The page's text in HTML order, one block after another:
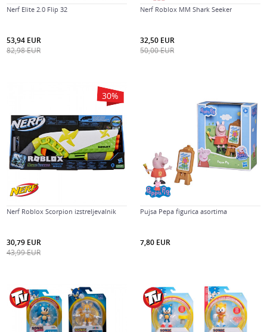
Nerf Elite 2.0 Flip 32
53,94 EUR
82,98EUR
Nerf Roblox MM Shark Seeker
32,50 EUR
50,00EUR
30%
Nerf Roblox Scorpion izstreljevalnik
30,79 EUR
43,99EUR
Pujsa Pepa figurica asortima
7,80 EUR